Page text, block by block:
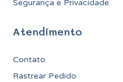
Segurança e Privacidade
Atendimento
Contato
Rastrear Pedido